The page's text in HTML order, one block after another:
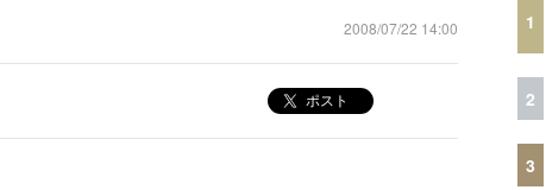
2008/07/22 14:00
ポスト
1
2
3